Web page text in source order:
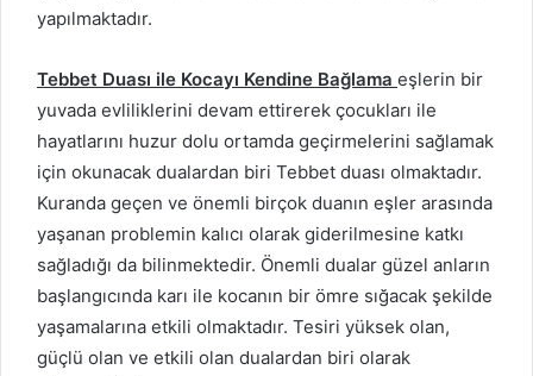
yapılmaktadır.
Tebbet Duası ile Kocayı Kendine Bağlama eşlerin bir
yuvada evliliklerini devam ettirerek çocukları ile
hayatlarını huzur dolu ortamda geçirmelerini sağlamak
için okunacak dualardan biri Tebbet duası olmaktadır.
Kuranda geçen ve önemli birçok duanın eşler arasında
yaşanan problemin kalıcı olarak giderilmesine katkı
sağladığı da bilinmektedir. Önemli dualar güzel anların
başlangıcında karı ile kocanın bir ömre sığacak şekilde
yaşamalarına etkili olmaktadır. Tesiri yüksek olan,
güçlü olan ve etkili olan dualardan biri olarak